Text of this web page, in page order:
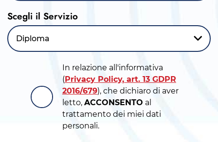
Scegli il Servizio
Diploma
In relazione all'informativa
(Privacy Policy, art. 13 GDPR
2016/679), che dichiaro di aver
letto, ACCONSENTO al
trattamento dei miei dati
personali.